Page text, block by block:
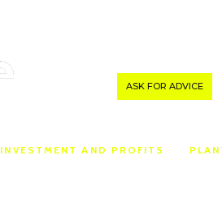
ASK FOR ADVICE
INVESTMENT AND PROFITS